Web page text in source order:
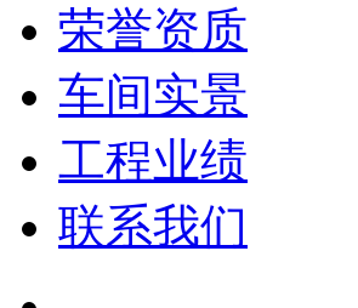
荣誉资质
车间实景
工程业绩
联系我们